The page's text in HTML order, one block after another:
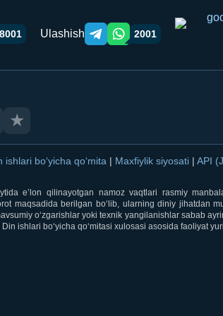
Ulashish Telegram orqali ulashish
WhatsApp orqali ulashish
2001
★
ishlari bo‘yicha qo‘mita | Maxfiylik siyosati | API
e’lon qilinayotgan namoz vaqtlari rasmiy
maqsadida berilgan bo‘lib, ularning diniy jihatdan
o‘zgarishlar yoki texnik yangilanishlar sabab
ishlari bo‘yicha qo‘mitasi xulosasi asosida faoliyat